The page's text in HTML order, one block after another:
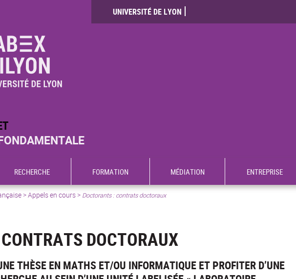
UNIVERSITÉ DE LYON
RECHERCHE FORMATION MÉDIATION ENTREPRISE
>Appels en cours> Doctorants : contrats doctoraux
DOCTORAUX
THÈSE EN MATHS ET/OU INFORMATIQUE ET PROFITER D’UNE